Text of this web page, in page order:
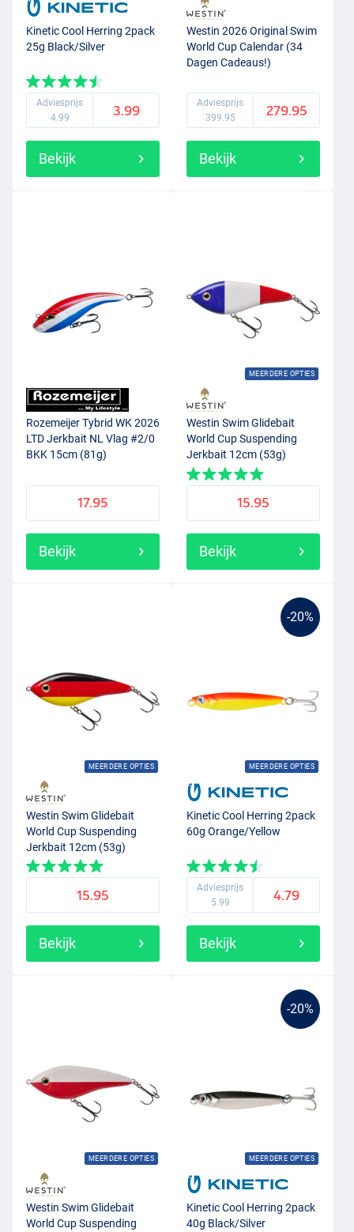
Kinetic Cool Herring 2pack
25g Black/Silver
Adviesprijs
4.99
3.99
Bekijk
Westin 2026 Original Swim
World Cup Calendar (34
Dagen Cadeaus!)
Adviesprijs
399.95
279.95
Bekijk
Rozemeijer Tybrid WK 2026
LTD Jerkbait NL Vlag #2/0
BKK 15cm (81g)
17.95
Bekijk
MEERDERE OPTIES
Westin Swim Glidebait
World Cup Suspending
Jerkbait 12cm (53g)
France
15.95
Bekijk
MEERDERE OPTIES
Westin Swim Glidebait
World Cup Suspending
Jerkbait 12cm (53g)
Germany
15.95
Bekijk
-20%
MEERDERE OPTIES
Kinetic Cool Herring 2pack
60g Orange/Yellow
Adviesprijs
5.99
4.79
Bekijk
MEERDERE OPTIES
Westin Swim Glidebait
World Cup Suspending
-20%
MEERDERE OPTIES
Kinetic Cool Herring 2pack
40g Black/Silver